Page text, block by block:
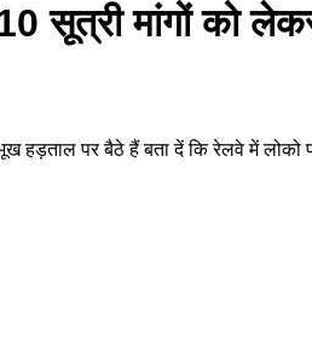
सूत्री मांगों को
हड़ताल पर बैठे हैं बता दें कि रेलवे में लोको